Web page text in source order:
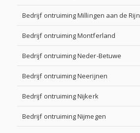
Bedrijf ontruiming Millingen aan de Rijn
Bedrijf ontruiming Montferland
Bedrijf ontruiming Neder-Betuwe
Bedrijf ontruiming Neerijnen
Bedrijf ontruiming Nijkerk
Bedrijf ontruiming Nijmegen